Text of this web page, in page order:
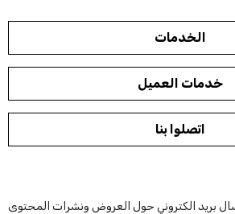
الخدمات
خدمات العميل
اتصلوا بنا
بريد الكتروني حول العروض ونشرات المحتوى